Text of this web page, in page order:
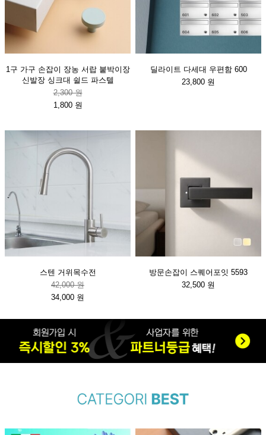
1구 가구 손잡이 장농 서랍 붙박이장
신발장 싱크대 쉴드 파스텔
2,300 원
1,800 원
딜라이트 다세대 우편함 600
23,800 원
스텐 거위목수전
42,000 원
34,000 원
방문손잡이 스퀘어포잇 5593
32,500 원